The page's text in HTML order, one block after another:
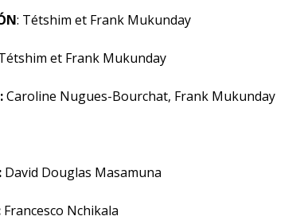
: Tétshim et Frank Mukunday
et Frank Mukunday
Caroline Nugues-Bourchat, Frank Mukunday
David Douglas Masamuna
Francesco Nchikala